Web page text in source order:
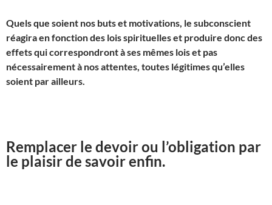
Quels que soient nos buts et motivations, le subconscient
réagira en fonction des lois spirituelles et produire donc des
effets qui correspondront à ses mêmes lois et pas
nécessairement à nos attentes, toutes légitimes qu’elles
soient par ailleurs.
Remplacer le devoir ou l’obligation par
le plaisir de savoir enfin.